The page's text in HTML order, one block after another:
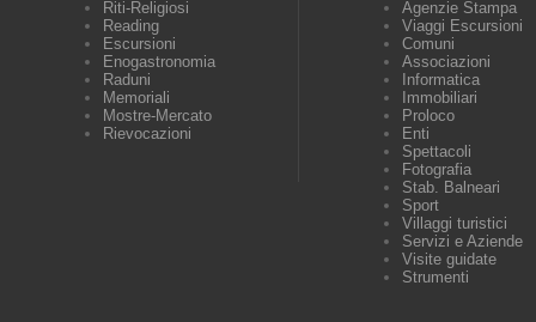
Riti-Religiosi
Reading
Escursioni
Enogastronomia
Raduni
Memoriali
Mostre-Mercato
Rievocazioni
Agenzie Stampa
Viaggi Escursioni
Comuni
Associazioni
Informatica
Immobiliari
Proloco
Enti
Spettacoli
Fotografia
Stab. Balneari
Sport
Villaggi turistici
Servizi e Aziende
Visite guidate
Strumenti